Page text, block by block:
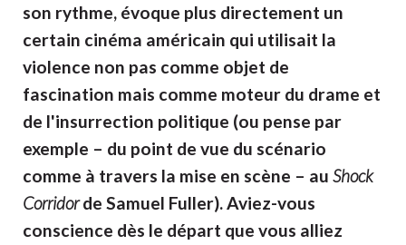
son rythme, évoque plus directement un
certain cinéma américain qui utilisait la
violence non pas comme objet de
fascination mais comme moteur du drame et
de l'insurrection politique (ou pense par
exemple – du point de vue du scénario
comme à travers la mise en scène – au Shock
Corridorde Samuel Fuller). Aviez-vous
conscience dès le départ que vous alliez